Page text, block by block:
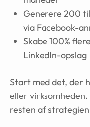
Generere 200
via Facebook-
Skabe 100%
LinkedIn-opslag
Start med det, der
eller
resten af